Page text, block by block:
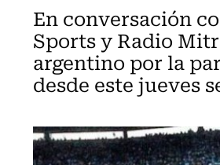
En conversación
Sports y Radio
argentino por la
desde este jueves